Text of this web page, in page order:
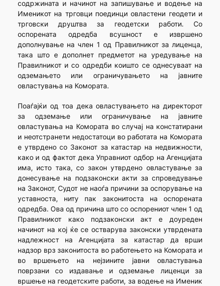
содржината и начинот на запишување и водење на
Именикот на трговци поединци овластени геодети и
трговски друштва за геодетски работи. Со
оспорената одредба всушност е извршено
дополнување на член 1 од Правилникот за лиценца,
така што е дополнет предметот на уредување на
Правилникот и со одредби коишто се однесуваат на
одземањето или ограничувањето на јавните
овластувања на Комората.
Поаѓајќи од тоа дека овластувањето на директорот
за одземање или ограничување на јавните
овластувања на Комората во случај на констатирани
и неотстранети недостатоци во работата на Комората
е утврдено со Законот за катастар на недвижности,
како и од фактот дека Управниот одбор на Агенцијата
има, исто така, со закон утврдено овластување за
донесување на подзаконски акти за спроведување
на Законот, Судот не наоѓа причини за оспорување на
уставноста, ниту пак законитоста на оспорената
одредба. Ова од причина што со оспорениот член 1 од
Правилникот како подзаконски акт е доуреден
начинот на кој ќе се остварува законски утврдената
надлежност на Агенцијата за катастар да врши
надзор врз законитоста во работењето на Комората и
во вршењето на нејзините јавни овластувања
поврзани со издавање и одземање лиценци за
вршење на геодетските работи, за водење на Именик